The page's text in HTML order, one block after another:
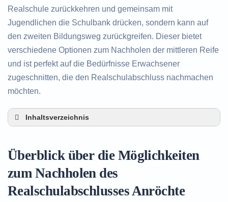
Realschule zurückkehren und gemeinsam mit
Jugendlichen die Schulbank drücken, sondern kann auf
den zweiten Bildungsweg zurückgreifen. Dieser bietet
verschiedene Optionen zum Nachholen der mittleren Reife
und ist perfekt auf die Bedürfnisse Erwachsener
zugeschnitten, die den Realschulabschluss nachmachen
möchten.
Inhaltsverzeichnis
Alternativen zum nachträglichen Erwerb des
Realschulabschlusses in Anröchte
des Realschulabschlusses
Überblick über die Möglichkeiten
zum Nachholen des
Realschulabschlusses Anröchte